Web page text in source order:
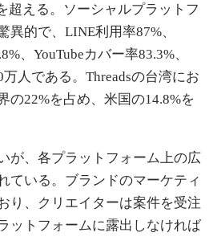
超える。ソーシャルプラットフ
異的で、LINE利用率87%、
、YouTubeカバー率83.3%、
人である。Threadsの台湾にお
の22%を占め、米国の14.8%を
が、各プラットフォーム上の広
ている。ブランドのマーケティ
り、クリエイターは案件を受注
ットフォームに露出しなければ